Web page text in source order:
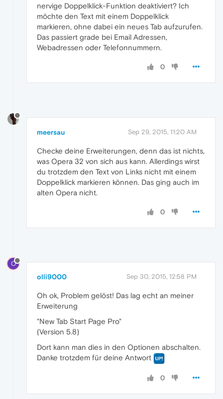
nervige Doppelklick-Funktion deaktiviert? Ich
möchte den Text mit einem Doppelklick
markieren, ohne dabei ein neues Tab aufzurufen.
Das passiert grade bei Email Adressen,
Webadressen oder Telefonnummern.
0
meersau Sep 29, 2015, 11:20 AM
Checke deine Erweiterungen, denn das ist nichts,
was Opera 32 von sich aus kann. Allerdings wirst
du trotzdem den Text von Links nicht mit einem
Doppelklick markieren können. Das ging auch im
alten Opera nicht.
0
O
olli9000 Sep 30, 2015, 12:58 PM
Oh ok, Problem gelöst! Das lag echt an meiner
Erweiterung
"New Tab Start Page Pro"
(Version 5.8)
Dort kann man dies in den Optionen abschalten.
Danke trotzdem für deine Antwort
0